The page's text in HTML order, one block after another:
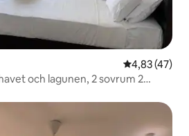
4,83 av 5 i
4,83 (47)
och lagunen, 2 sovrum 2